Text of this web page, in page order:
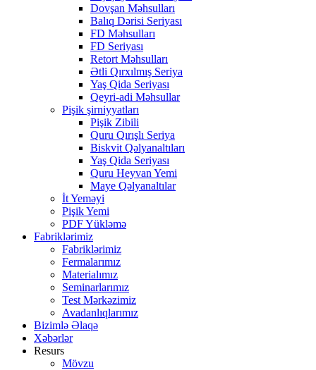
Dovşan Məhsulları
Balıq Dərisi Seriyası
FD Məhsulları
FD Seriyası
Retort Məhsulları
Ətli Qırxılmış Seriya
Yaş Qida Seriyası
Qeyri-adi Məhsullar
Pişik şirniyyatları
Pişik Zibili
Quru Qırışlı Seriya
Biskvit Qəlyanaltıları
Yaş Qida Seriyası
Quru Heyvan Yemi
Maye Qəlyanaltılar
İt Yeməyi
Pişik Yemi
PDF Yükləmə
Fabriklərimiz
Fabriklərimiz
Fermalarımız
Materialımız
Seminarlarımız
Test Mərkəzimiz
Avadanlıqlarımız
Bizimlə Əlaqə
Xəbərlər
Resurs
Mövzu